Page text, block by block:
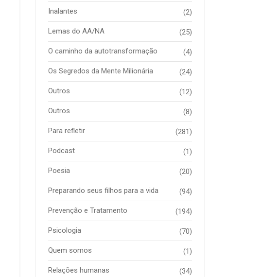
Inalantes (2)
Lemas do AA/NA (25)
O caminho da autotransformação (4)
Os Segredos da Mente Milionária (24)
Outros (12)
Outros (8)
Para refletir (281)
Podcast (1)
Poesia (20)
Preparando seus filhos para a vida (94)
Prevenção e Tratamento (194)
Psicologia (70)
Quem somos (1)
Relações humanas (34)